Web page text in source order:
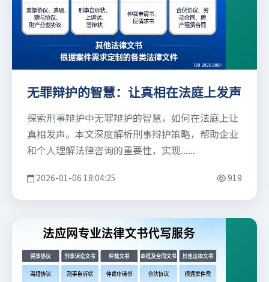
无罪辩护的智慧：让真相在法庭上发声
探索刑事辩护中无罪辩护的智慧，如何在法庭上让
真相发声。本文深度解析刑事辩护策略，帮助企业
和个人理解法律咨询的重要性，实现......
2026-01-06 18:04:25 919